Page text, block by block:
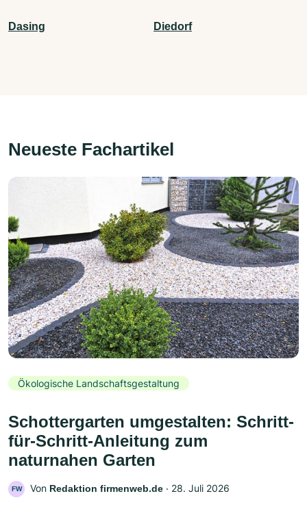
Dasing Diedorf
Neueste Fachartikel
Ökologische Landschaftsgestaltung
Schottergarten umgestalten: Schritt-
für-Schritt-Anleitung zum
naturnahen Garten
FW Von Redaktion firmenweb.de ‧ 28. Juli 2026